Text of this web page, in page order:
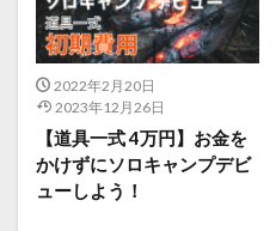
2022年2月20日
2023年12月26日
【道具一式 4万円】お金を
かけずにソロキャンプデビ
ューしよう！